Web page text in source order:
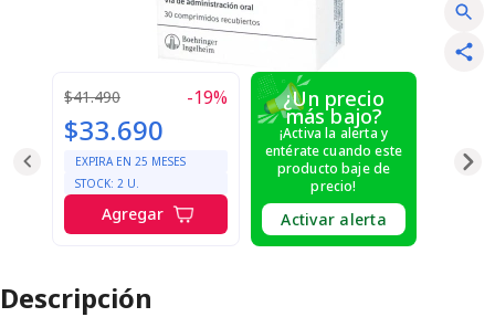
$41.490 -19%
$33.690
EXPIRA EN 25 MESES
STOCK: 2 U.
Agregar
¿Un precio
más bajo?
¡Activa la alerta y
entérate cuando este
producto baje de
precio!
Activar alerta
Descripción